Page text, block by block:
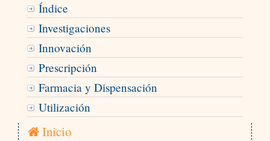
Índice
Investigaciones
Innovación
Prescripción
Farmacia y Dispensación
Utilización
Inicio